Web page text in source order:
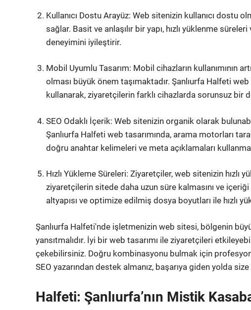
Kullanıcı Dostu Arayüz: Web sitenizin kullanıcı dostu
sağlar. Basit ve anlaşılır bir yapı, hızlı yüklenme
deneyimini iyileştirir.
Mobil Uyumlu Tasarım: Mobil cihazların kullanımının
olması büyük önem taşımaktadır. Şanlıurfa Halfeti
kullanarak, ziyaretçilerin farklı cihazlarda sorunsuz bir
SEO Odaklı İçerik: Web sitenizin organik olarak
Şanlıurfa Halfeti web tasarımında, arama motorları
doğru anahtar kelimeleri ve meta açıklamaları
Hızlı Yükleme Süreleri: Ziyaretçiler, web sitenizin hızlı
ziyaretçilerin sitede daha uzun süre kalmasını ve
altyapısı ve optimize edilmiş dosya boyutları ile hızlı
Şanlıurfa Halfeti'nde işletmenizin web sitesi, bölgenin
yansıtmalıdır. İyi bir web tasarımı ile ziyaretçileri
çekebilirsiniz. Doğru kombinasyonu bulmak için
SEO yazarından destek almanız, başarıya giden yolda
Halfeti: Şanlıurfa’nın Mistik